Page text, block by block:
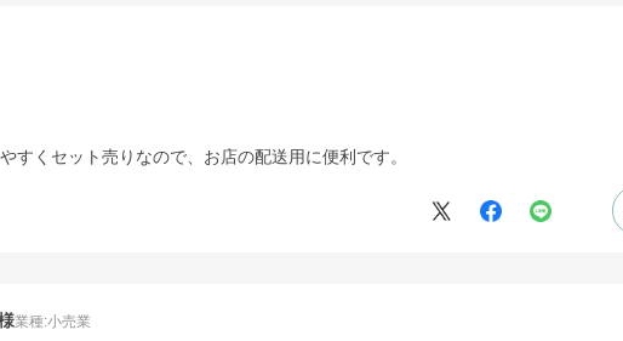
すくセット売りなので、お店の配送用に便利です。
業種:小売業